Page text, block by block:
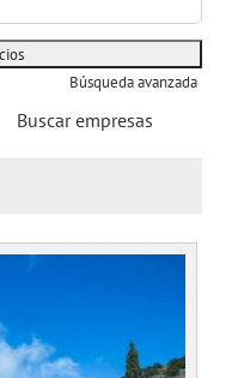
Búsqueda avanzada
Buscar empresas